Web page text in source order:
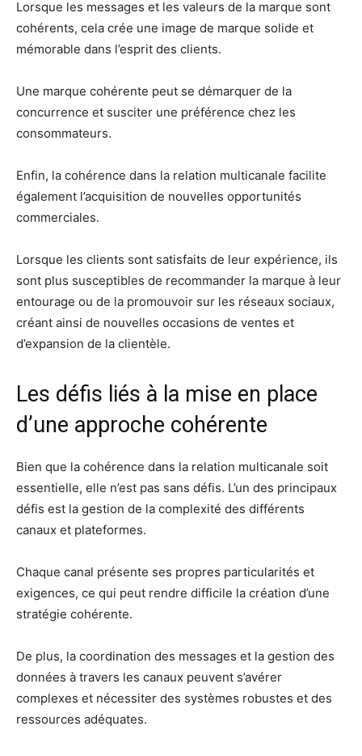
Lorsque les messages et les valeurs de la marque sont
cohérents, cela crée une image de marque solide et
mémorable dans l’esprit des clients.
Une marque cohérente peut se démarquer de la
concurrence et susciter une préférence chez les
consommateurs.
Enfin, la cohérence dans la relation multicanale facilite
également l’acquisition de nouvelles opportunités
commerciales.
Lorsque les clients sont satisfaits de leur expérience, ils
sont plus susceptibles de recommander la marque à leur
entourage ou de la promouvoir sur les réseaux sociaux,
créant ainsi de nouvelles occasions de ventes et
d’expansion de la clientèle.
Les défis liés à la mise en place
d’une approche cohérente
Bien que la cohérence dans la relation multicanale soit
essentielle, elle n’est pas sans défis. L’un des principaux
défis est la gestion de la complexité des différents
canaux et plateformes.
Chaque canal présente ses propres particularités et
exigences, ce qui peut rendre difficile la création d’une
stratégie cohérente.
De plus, la coordination des messages et la gestion des
données à travers les canaux peuvent s’avérer
complexes et nécessiter des systèmes robustes et des
ressources adéquates.